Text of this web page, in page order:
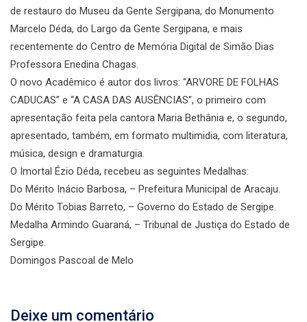
de restauro do Museu da Gente Sergipana, do Monumento
Marcelo Déda, do Largo da Gente Sergipana, e mais
recentemente do Centro de Memória Digital de Simão Dias
Professora Enedina Chagas.
O novo Acadêmico é autor dos livros: “ARVORE DE FOLHAS
CADUCAS” e “A CASA DAS AUSÊNCIAS”, o primeiro com
apresentação feita pela cantora Maria Bethânia e, o segundo,
apresentado, também, em formato multimidia, com literatura,
música, design e dramaturgia.
O Imortal Ézio Déda, recebeu as seguintes Medalhas:
Do Mérito Inácio Barbosa, – Prefeitura Municipal de Aracaju.
Do Mérito Tobias Barreto, – Governo do Estado de Sergipe.
Medalha Armindo Guaraná, – Tribunal de Justiça do Estado de
Sergipe.
Domingos Pascoal de Melo
Deixe um comentário